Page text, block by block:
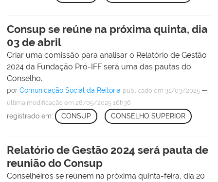
Consup se reúne na próxima quinta, dia
03 de abril
Criar uma comissão para analisar o Relatório de Gestão
2024 da Fundação Pró-IFF será uma das pautas do
Conselho.
por Comunicação Social da Reitoria publicado em 31/03/2025 —
última modificação em 28/05/2025 16h36
registrado em: CONSUP , CONSELHO SUPERIOR
Relatório de Gestão 2024 será pauta de
reunião do Consup
Conselheiros se reúnem na próxima quinta-feira, dia 20